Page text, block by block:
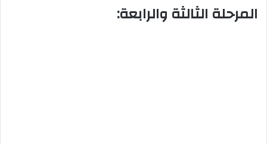
المرحلة الثالثة والرابعة: